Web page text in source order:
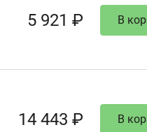
5 921 ₽ В
14 443 ₽ В